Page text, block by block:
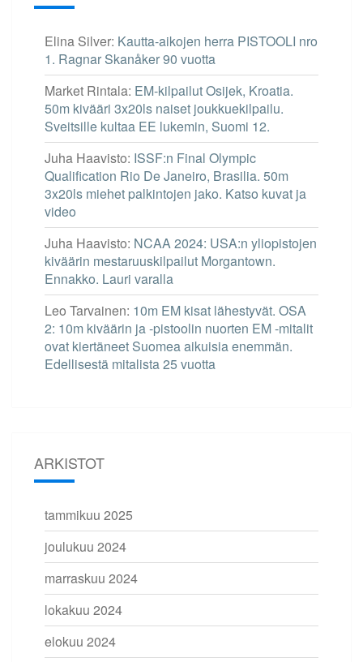
Elina Silver: Kautta-aikojen herra PISTOOLI nro
1. Ragnar Skanåker 90 vuotta
Market Rintala: EM-kilpailut Osijek, Kroatia.
50m kivääri 3x20ls naiset joukkuekilpailu.
Sveitsille kultaa EE lukemin, Suomi 12.
Juha Haavisto: ISSF:n Final Olympic
Qualification Rio De Janeiro, Brasilia. 50m
3x20ls miehet palkintojen jako. Katso kuvat ja
video
Juha Haavisto: NCAA 2024: USA:n yliopistojen
kiväärin mestaruuskilpailut Morgantown.
Ennakko. Lauri varalla
Leo Tarvainen: 10m EM kisat lähestyvät. OSA
2: 10m kiväärin ja -pistoolin nuorten EM -mitalit
ovat kiertäneet Suomea aikuisia enemmän.
Edellisestä mitalista 25 vuotta
ARKISTOT
tammikuu 2025
joulukuu 2024
marraskuu 2024
lokakuu 2024
elokuu 2024